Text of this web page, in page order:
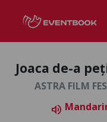
Joaca de-a
ASTRA FILM
volume_up